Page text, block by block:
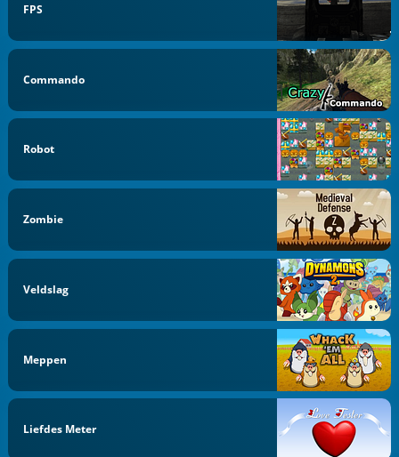
FPS
Commando
Robot
Zombie
Veldslag
Meppen
Liefdes Meter